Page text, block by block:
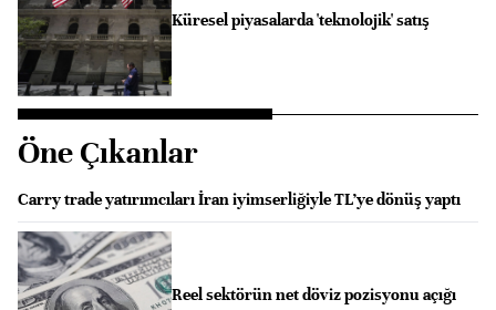
Küresel piyasalarda 'teknolojik' satış
Öne Çıkanlar
Carry trade yatırımcıları İran iyimserliğiyle TL’ye dönüş yaptı
Reel sektörün net döviz pozisyonu açığı